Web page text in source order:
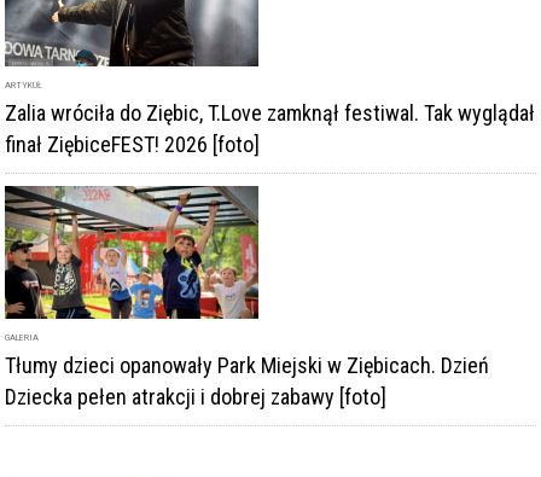
ARTYKUŁ
Zalia wróciła do Ziębic, T.Love zamknął festiwal. Tak wyglądał
finał ZiębiceFEST! 2026 [foto]
GALERIA
Tłumy dzieci opanowały Park Miejski w Ziębicach. Dzień
Dziecka pełen atrakcji i dobrej zabawy [foto]